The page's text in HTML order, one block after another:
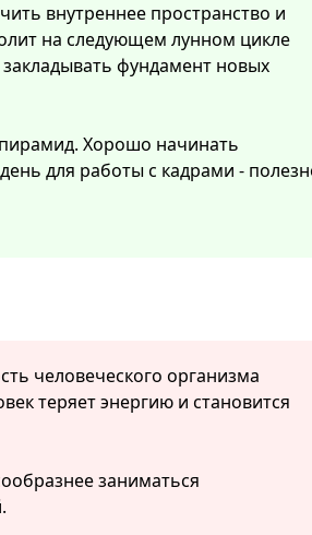
внутреннее пространство и
на следующем лунном цикле
фундамент новых
Хорошо начинать
для работы с кадрами -
человеческого организма
теряет энергию и становится
заниматься